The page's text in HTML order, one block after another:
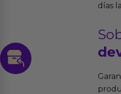
días